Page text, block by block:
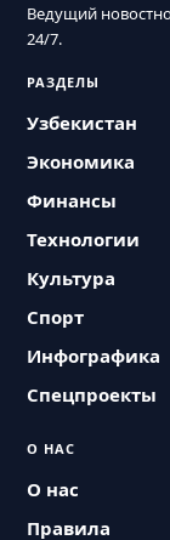
Ведущий
24/7.
РАЗДЕЛЫ
Узбекистан
Экономика
Финансы
Технологии
Культура
Спорт
Инфографика
Спецпроекты
О НАС
О нас
Правила